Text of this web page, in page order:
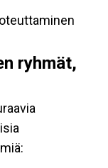
ryhmät,